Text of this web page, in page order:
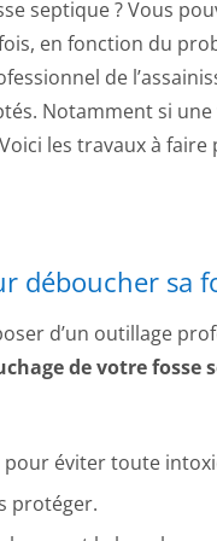
septique ? Vous
en fonction du
de
Notamment si
les travaux à faire
déboucher sa
d’un outillage
de votre fosse
éviter toute
protéger.